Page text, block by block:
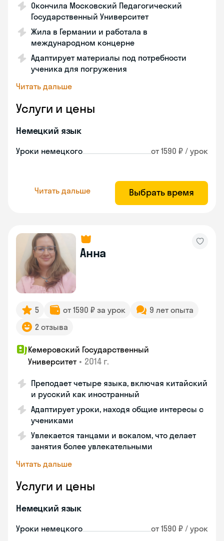
Окончила Московский Педагогический
Государственный Университет
Жила в Германии и работала в
международном концерне
Адаптирует материалы под потребности
ученика для погружения
Читать дальше
Услуги и цены
Немецкий язык
Уроки немецкого от 1590 ₽ / урок
Читать дальше Выбрать время
Анна
5 от 1590 ₽ за урок
9 лет опыта
2 отзыва
Кемеровский Государственный
Университет • 2014 г.
Преподает четыре языка, включая китайский
и русский как иностранный
Адаптирует уроки, находя общие интересы с
учениками
Увлекается танцами и вокалом, что делает
занятия более увлекательными
Читать дальше
Услуги и цены
Немецкий язык
Уроки немецкого от 1590 ₽ / урок